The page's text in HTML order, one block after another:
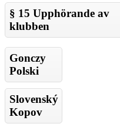
§ 15 Upphörande av
klubben
Gonczy
Polski
Slovenský
Kopov